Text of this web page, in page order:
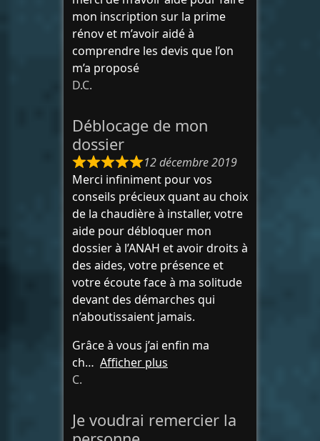
mon inscription sur la prime
rénov et m’avoir aidé à
comprendre les devis que l’on
m’a proposé
D.C.
Déblocage de mon
dossier
12 décembre 2019
Merci infiniment pour vos
conseils précieux quant au choix
de la chaudière à installer, votre
aide pour débloquer mon
dossier à l’ANAH et avoir droits à
des aides, votre présence et
votre écoute face à ma solitude
devant des démarches qui
n’aboutissaient jamais.
Grâce à vous j’ai enfin ma
ch
Afficher plus
C.
Je voudrai remercier la